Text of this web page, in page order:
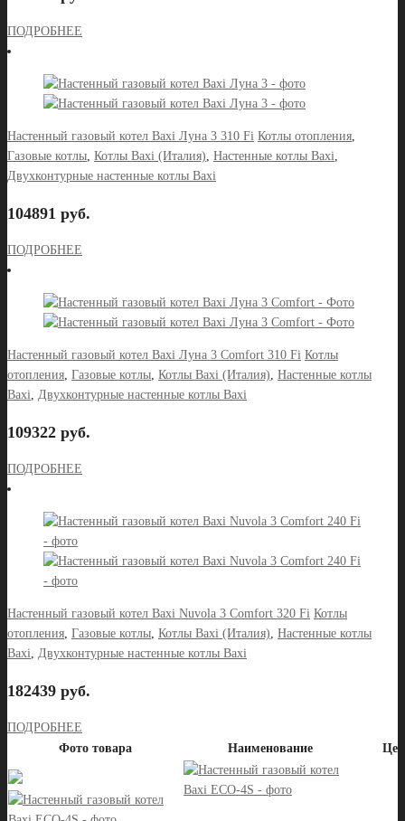
ПОДРОБНЕЕ
Настенный газовый котел Baxi Луна 3 310 Fi Котлы отопления
Газовые котлы Котлы Baxi (Италия) Настенные котлы Baxi
Двухконтурные настенные котлы Baxi
104891 руб.
ПОДРОБНЕЕ
Настенный газовый котел Baxi Луна 3 Comfort 310 Fi Котлы
отопления Газовые котлы Котлы Baxi (Италия) Настенные котлы
Baxi
Двухконтурные настенные котлы Baxi
109322 руб.
ПОДРОБНЕЕ
Настенный газовый котел Baxi Nuvola 3 Comfort 320 Fi Котлы
отопления Газовые котлы Котлы Baxi (Италия) Настенные котлы
Baxi
Двухконтурные настенные котлы Baxi
182439 руб.
ПОДРОБНЕЕ
Фото товара
Наименование